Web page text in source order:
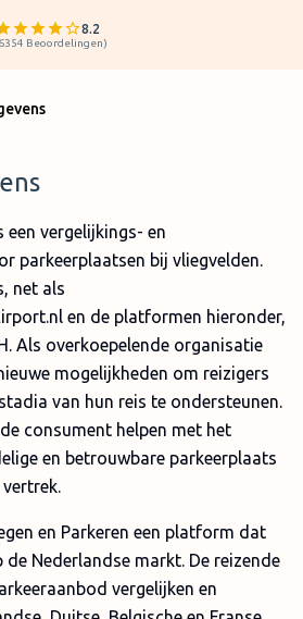
8.2
Beoordelingen)
een vergelijkings- en
parkeerplaatsen bij vliegvelden.
net als
en de platformen hieronder,
Als overkoepelende organisatie
mogelijkheden om reizigers
van hun reis te ondersteunen.
consument helpen met het
en betrouwbare parkeerplaats
en Parkeren een platform dat
Nederlandse markt. De reizende
vergelijken en